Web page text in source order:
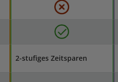
2-stufiges Zeitsparen